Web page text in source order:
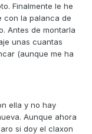
Finalmente le he
con la palanca de
Antes de montarla
unas cuantas
(aunque me ha
ella y no hay
Aunque ahora
si doy el claxon